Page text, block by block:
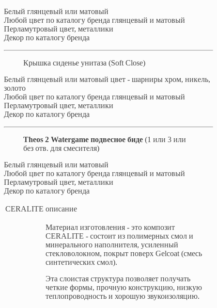
Белый глянцевый или матовый
Любой цвет по каталогу бренда глянцевый и матовый
Перламутровый цвет, металлики
Декор по каталогу бренда
Крышка сиденье унитаза (Soft Close)
Белый глянцевый или матовый цвет - шарниры хром, никель,
золото
Любой цвет по каталогу бренда глянцевый и матовый
Перламутровый цвет, металлики
Декор по каталогу бренда
Theos 2 Watergame подвесное биде (1 или 3 или
без отв. для смесителя)
Белый глянцевый или матовый
Любой цвет по каталогу бренда глянцевый и матовый
Перламутровый цвет, металлики
Декор по каталогу бренда
CERALITE описание
Материал изготовления - это композит
CERALITE - состоит из полимерных смол и
минерального наполнителя, усиленный
стекловолокном, покрыт поверх Gelcoat (смесь
синтетических смол).
Эта слоистая структура позволяет получать
четкие формы, прочную конструкцию, низкую
теплопроводность и хорошую звукоизоляцию.